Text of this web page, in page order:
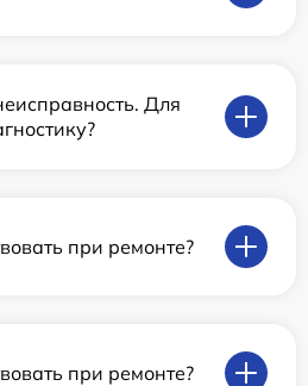
Для
при ремонте?
при ремонте?